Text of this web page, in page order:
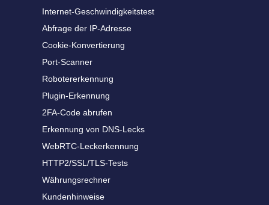
Internet-Geschwindigkeitstest
Abfrage der IP-Adresse
Cookie-Konvertierung
Port-Scanner
Robotererkennung
Plugin-Erkennung
2FA-Code abrufen
Erkennung von DNS-Lecks
WebRTC-Leckerkennung
HTTP2/SSL/TLS-Tests
Währungsrechner
Kundenhinweise